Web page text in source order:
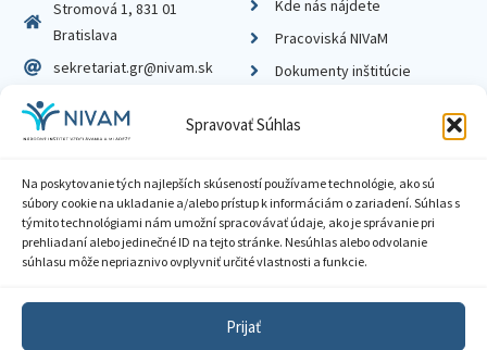
Spravovať Súhlas
Na poskytovanie tých najlepších skúseností používame technológie, ako sú
súbory cookie na ukladanie a/alebo prístup k informáciám o zariadení. Súhlas s
týmito technológiami nám umožní spracovávať údaje, ako je správanie pri
prehliadaní alebo jedinečné ID na tejto stránke. Nesúhlas alebo odvolanie
súhlasu môže nepriaznivo ovplyvniť určité vlastnosti a funkcie.
Prijať
Stromová 1, 831 01
Bratislava
sekretariat.gr@nivam.sk
IČO: 00164348
DIČ: 2020798714
Kde nás nájdete
Pracoviská NIVaM
Dokumenty inštitúcie
Zásady ochrany súkromia
Sprístupnenie informácií